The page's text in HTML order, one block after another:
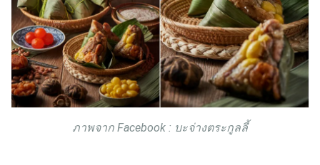
ภาพจาก Facebook : บะจ่างตระกูลลี้